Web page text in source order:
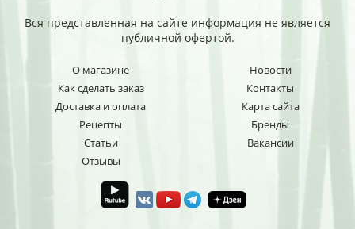
Вся представленная на сайте информация не является
публичной офертой.
О магазине
Как сделать заказ
Доставка и оплата
Рецепты
Статьи
Отзывы
Новости
Контакты
Карта сайта
Бренды
Вакансии